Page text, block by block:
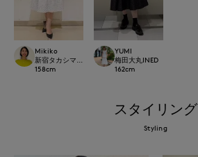
Mikiko
新宿タカシマヤSUPERIOR CLOSET
158cm
YUMI
梅田大丸INED
162cm
スタイリング
Styling